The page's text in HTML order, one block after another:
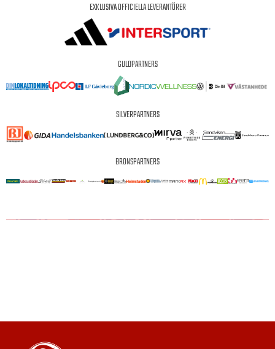
EXKLUSIVA OFFICIELLA LEVERANTÖRER
GULDPARTNERS
SILVERPARTNERS
BRONSPARTNERS